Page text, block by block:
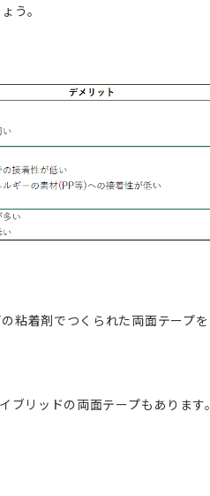
う。
粘着剤でつくられた両面テープを
リッドの両面テープもあります。